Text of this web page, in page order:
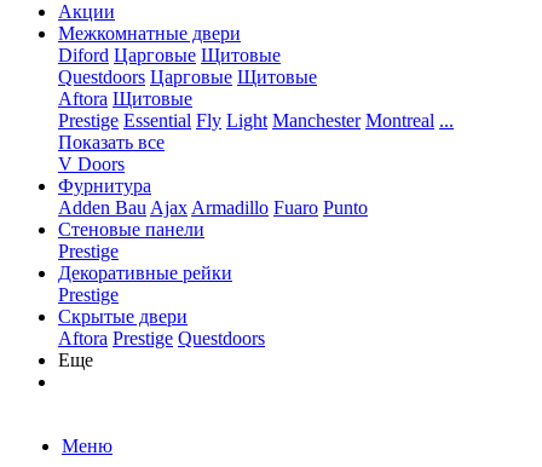
Акции
Межкомнатные двери
Diford Царговые Щитовые
Questdoors Царговые Щитовые
Aftora Щитовые
Prestige Essential Fly Light Manchester Montreal ...
Показать все
V Doors
Фурнитура
Adden Bau Ajax Armadillo Fuaro Punto
Стеновые панели
Prestige
Декоративные рейки
Prestige
Скрытые двери
Aftora Prestige Questdoors
Еще
Меню